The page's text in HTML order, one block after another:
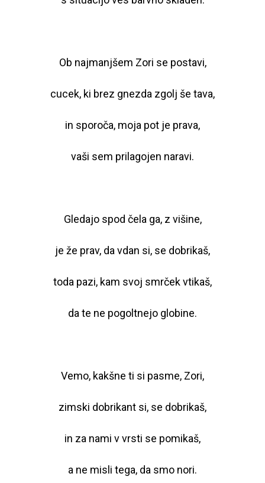
Ob najmanjšem Zori se postavi,
cucek, ki brez gnezda zgolj še tava,
in sporoča, moja pot je prava,
vaši sem prilagojen naravi.
Gledajo spod čela ga, z višine,
je že prav, da vdan si, se dobrikaš,
toda pazi, kam svoj smrček vtikaš,
da te ne pogoltnejo globine.
Vemo, kakšne ti si pasme, Zori,
zimski dobrikant si, se dobrikaš,
in za nami v vrsti se pomikaš,
a ne misli tega, da smo nori.